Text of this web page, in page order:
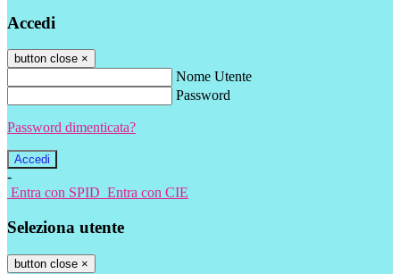
Accedi
button close ×
Nome Utente
Password
Password dimenticata?
-
Entra con SPID Entra con CIE
Seleziona utente
button close ×